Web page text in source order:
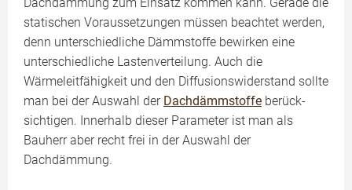
statischen Voraussetzungen müssen beachtet werden,
denn unterschiedliche Dämmstoffe bewirken eine
unterschiedliche Lastenverteilung. Auch die
Wärmeleitfähigkeit und den Diffusionswiderstand sollte
man bei der Auswahl der Dachdämmstoffe berück­
sichtigen. Innerhalb dieser Para­meter ist man als
Bauherr aber recht frei in der Auswahl der
Dachdämmung.